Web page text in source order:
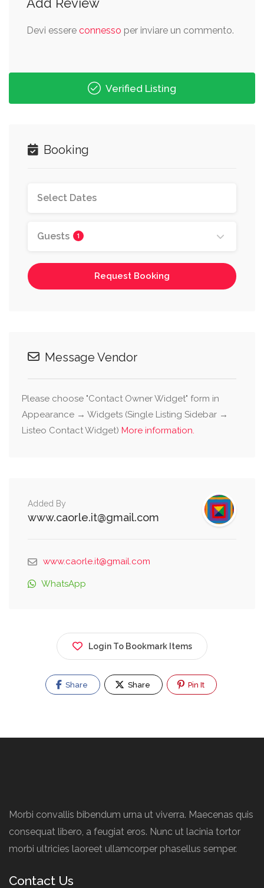
Devi essere connesso per inviare un commento.
Verified Listing
Booking
Guests 1
Request Booking
Message Vendor
Please choose "Contact Owner Widget" form in
Appearance → Widgets (Single Listing Sidebar →
Listeo Contact Widget) More information.
Added By
www.caorle.it@gmail.com
www.caorle.it@gmail.com
WhatsApp
Login To Bookmark Items
Share Share Pin It
Morbi convallis bibendum urna ut viverra. Maecenas quis
consequat libero, a feugiat eros. Nunc ut lacinia tortor
morbi ultricies laoreet ullamcorper phasellus semper.
Contact Us